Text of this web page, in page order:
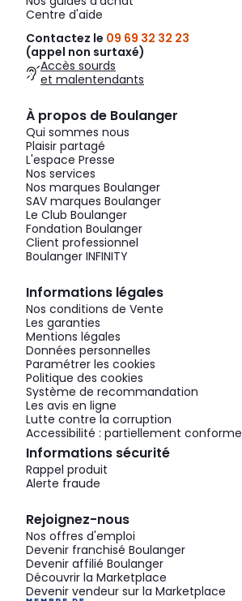
Centre d'aide
Contactez le 09 69 32 32 23
(appel non surtaxé)
Accès sourds
et malentendants
À propos de Boulanger
Qui sommes nous
Plaisir partagé
L'espace Presse
Nos services
Nos marques Boulanger
SAV marques Boulanger
Le Club Boulanger
Fondation Boulanger
Client professionnel
Boulanger INFINITY
Informations légales
Nos conditions de Vente
Les garanties
Mentions légales
Données personnelles
Paramétrer les cookies
Politique des cookies
Système de recommandation
Les avis en ligne
Lutte contre la corruption
Accessibilité : partiellement conforme
Informations sécurité
Rappel produit
Alerte fraude
Rejoignez-nous
Nos offres d'emploi
Devenir franchisé Boulanger
Devenir affilié Boulanger
Découvrir la Marketplace
Devenir vendeur sur la Marketplace